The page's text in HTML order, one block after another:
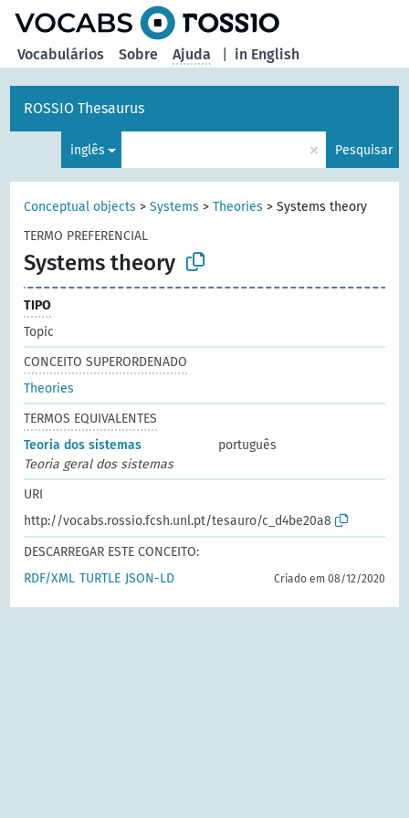
in English
Vocabulários Sobre Ajuda
ROSSIO Thesaurus
inglês × Pesquisar
Conceptual objects >Systems >Theories >Systems theory
TERMO PREFERENCIAL
Systems theory
TIPO
Topic
CONCEITO SUPERORDENADO
Theories
TERMOS EQUIVALENTES
Teoria dos sistemas
português
Teoria geral dos sistemas
URI
http://vocabs.rossio.fcsh.unl.pt/tesauro/c_d4be20a8
DESCARREGAR ESTE CONCEITO:
RDF/XML TURTLE JSON-LD Criado em 08/12/2020